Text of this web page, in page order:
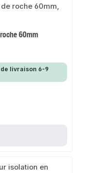
60mm
livraison 6-9